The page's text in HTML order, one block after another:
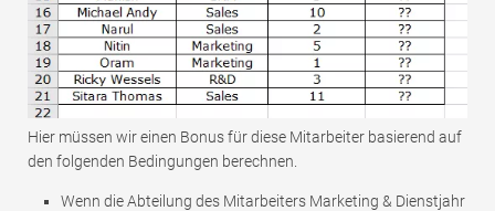
Hier müssen wir einen Bonus für diese Mitarbeiter basierend auf
den folgenden Bedingungen berechnen.
Wenn die Abteilung des Mitarbeiters Marketing & Dienstjahr